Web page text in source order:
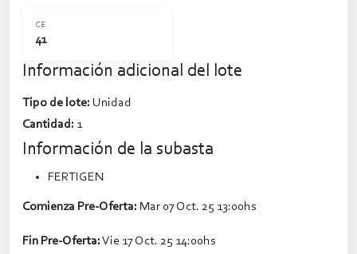
CE
41
Información adicional del lote
Tipo de lote: Unidad
Cantidad: 1
Información de la subasta
FERTIGEN
Comienza Pre-Oferta: Mar 07 Oct. 25 13:00hs
Fin Pre-Oferta:Vie 17 Oct. 25 14:00hs